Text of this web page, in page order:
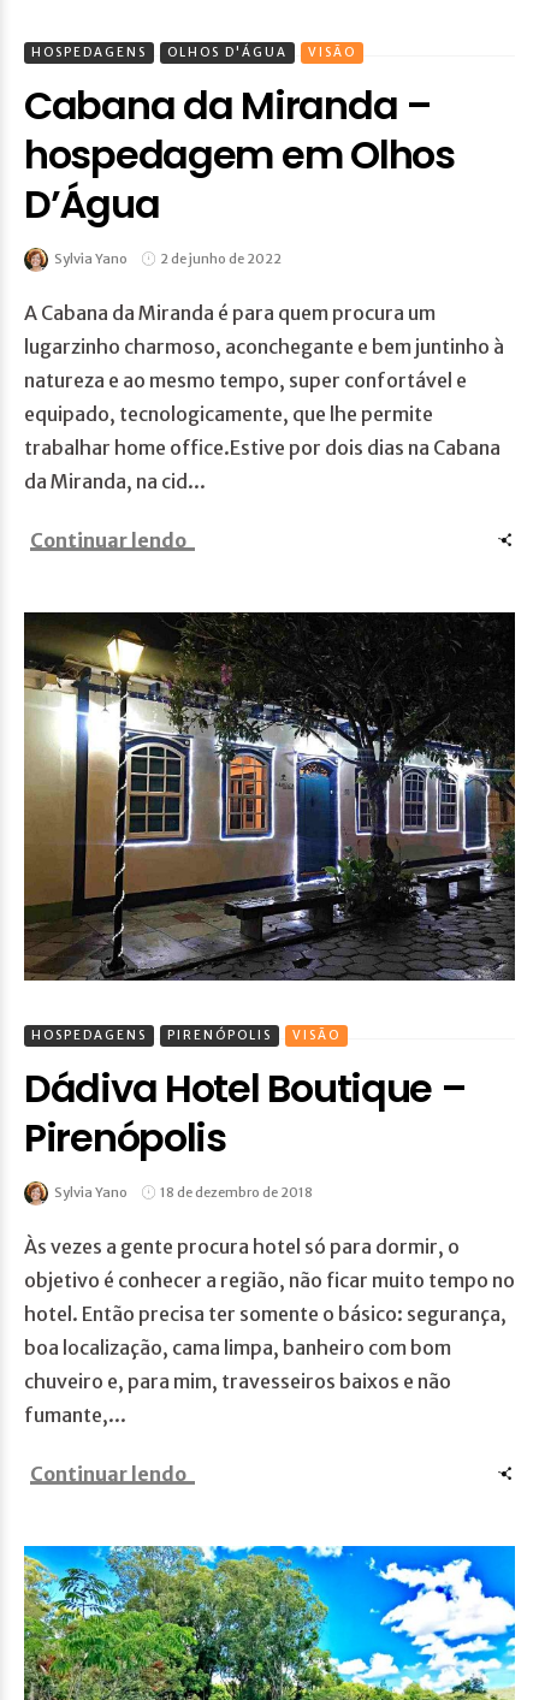
HOSPEDAGENS OLHOS D'ÁGUA VISÃO
Cabana da Miranda –
hospedagem em Olhos
D’Água
Sylvia Yano 2 de junho de 2022
A Cabana da Miranda é para quem procura um
lugarzinho charmoso, aconchegante e bem juntinho à
natureza e ao mesmo tempo, super confortável e
equipado, tecnologicamente, que lhe permite
trabalhar home office.Estive por dois dias na Cabana
da Miranda, na cid...
Continuar lendo
HOSPEDAGENS PIRENÓPOLIS VISÃO
Dádiva Hotel Boutique –
Pirenópolis
Sylvia Yano 18 de dezembro de 2018
Às vezes a gente procura hotel só para dormir, o
objetivo é conhecer a região, não ficar muito tempo no
hotel. Então precisa ter somente o básico: segurança,
boa localização, cama limpa, banheiro com bom
chuveiro e, para mim, travesseiros baixos e não
fumante,...
Continuar lendo